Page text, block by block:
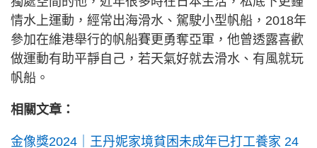
情水上運動，經常出海滑水、駕駛小型帆船，2018年
參加在維港舉行的帆船賽更勇奪亞軍，他曾透露喜歡
做運動有助平靜自己，若天氣好就去滑水、有風就玩
帆船。
相關文章：
金像獎2024｜王丹妮家境貧困未成年已打工養家 24